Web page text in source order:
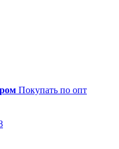
Покупать по опт